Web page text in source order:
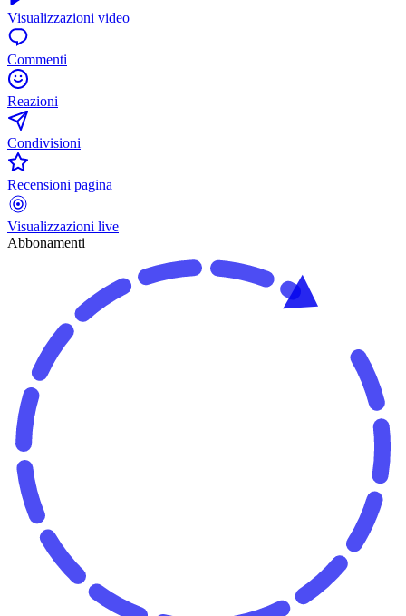
Visualizzazioni video
Commenti
Reazioni
Condivisioni
Recensioni pagina
Visualizzazioni live
Abbonamenti